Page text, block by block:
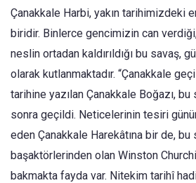
Çanakkale Harbi, yakın tarihimizdeki
biridir. Binlerce gencimizin can
neslin ortadan kaldırıldığı bu savaş,
olarak kutlanmaktadır. “Çanakkale
tarihine yazılan Çanakkale Boğazı,
sonra geçildi. Neticelerinin tesiri
eden Çanakkale Harekâtına bir de, bu
başaktörlerinden olan Winston
bakmakta fayda var. Nitekim tarihî